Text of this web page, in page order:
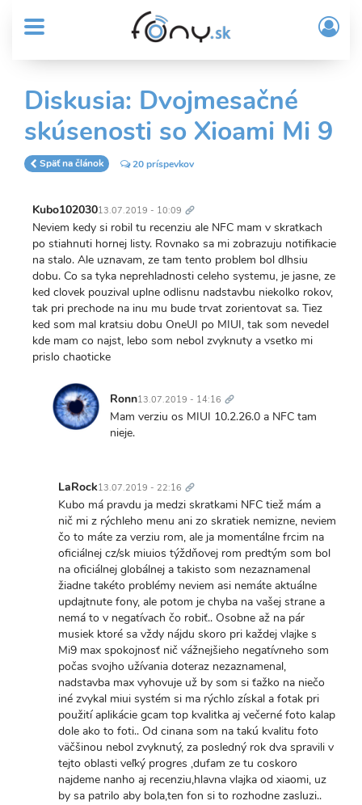
obsah
MENU
Sub
Header
menu
User
account
menu
/
Diskusia: Dvojmesačné
skúsenosti so Xioami Mi 9
Späť na článok 20 príspevkov
Kubo10203013.07.2019 - 10:09 odkaz
Neviem kedy si robil tu recenziu ale NFC mam v skratkach
po stiahnuti hornej listy. Rovnako sa mi zobrazuju notifikacie
na stalo. Ale uznavam, ze tam tento problem bol dlhsiu
dobu. Co sa tyka neprehladnosti celeho systemu, je jasne, ze
ked clovek pouzival uplne odlisnu nadstavbu niekolko rokov,
tak pri prechode na inu mu bude trvat zorientovat sa. Tiez
ked som mal kratsiu dobu OneUI po MIUI, tak som nevedel
kde mam co najst, lebo som nebol zvyknuty a vsetko mi
prislo chaoticke
Ronn13.07.2019 - 14:16 odkaz
In
reply
kedy
robil
tu…
by
Kubo102030
Mam verziu os MIUI 10.2.26.0 a NFC tam
nieje.
LaRock13.07.2019 - 22:16 odkaz
In
reply
to
Neviem
kedy
si
robil
tu…
by
Kubo102030
Kubo má pravdu ja medzi skratkami NFC tiež mám a
nič mi z rýchleho menu ani zo skratiek nemizne, neviem
čo to máte za verziu rom, ale ja momentálne frcim na
oficiálnej cz/sk miuios týždňovej rom predtým som bol
na oficiálnej globálnej a takisto som nezaznamenal
žiadne takéto problémy neviem asi nemáte aktuálne
updajtnute fony, ale potom je chyba na vašej strane a
nemá to v negatívach čo robiť.. Osobne až na pár
musiek ktoré sa vždy nájdu skoro pri každej vlajke s
Mi9 max spokojnosť nič vážnejšieho negatívneho som
počas svojho užívania doteraz nezaznamenal,
nadstavba max vyhovuje už by som si ťažko na niečo
iné zvykal miui systém si ma rýchlo získal a fotak pri
použití aplikácie gcam top kvalitka aj večerné foto kalap
dole ako to foti.. Od cinana som na takú kvalitu foto
väčšinou nebol zvyknutý, za posledný rok dva spravili v
tejto oblasti veľký progres ,dufam ze tu coskoro
najdeme nanho aj recenziu,hlavna vlajka od xiaomi, uz
by sa patrilo aby bola,ten fon si to rozhodne zasluzi..